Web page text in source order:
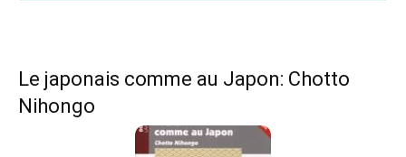
Le japonais comme au Japon: Chotto
Nihongo